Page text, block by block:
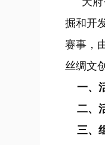
掘和开
赛事，
丝绸文
一、
二、
三、